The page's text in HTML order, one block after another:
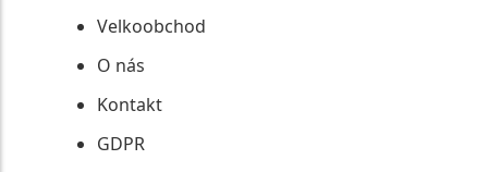
Velkoobchod
O nás
Kontakt
GDPR